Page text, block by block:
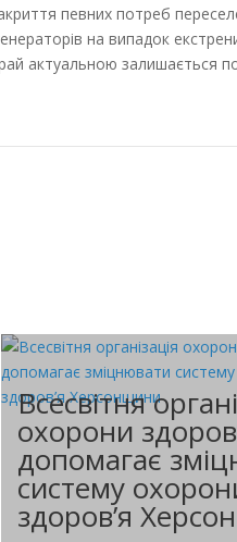
певних потреб
на випадок
актуальною залишається
Всесвітня
охорони
допомагає
систему
здоров’я